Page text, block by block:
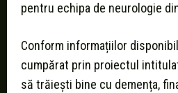
pentru echipa de neurologie
Conform informațiilor
cumpărat prin proiectul
să trăiești bine cu demența,